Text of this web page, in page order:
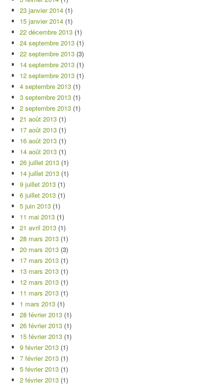
23 janvier 2014 (1)
15 janvier 2014 (1)
22 décembre 2013 (1)
24 septembre 2013 (1)
22 septembre 2013 (3)
14 septembre 2013 (1)
12 septembre 2013 (1)
4 septembre 2013 (1)
3 septembre 2013 (1)
2 septembre 2013 (1)
21 août 2013 (1)
17 août 2013 (1)
16 août 2013 (1)
14 août 2013 (1)
26 juillet 2013 (1)
14 juillet 2013 (1)
9 juillet 2013 (1)
6 juillet 2013 (1)
5 juin 2013 (1)
11 mai 2013 (1)
21 avril 2013 (1)
28 mars 2013 (1)
20 mars 2013 (3)
17 mars 2013 (1)
13 mars 2013 (1)
12 mars 2013 (1)
11 mars 2013 (1)
1 mars 2013 (1)
28 février 2013 (1)
26 février 2013 (1)
15 février 2013 (1)
9 février 2013 (1)
7 février 2013 (1)
5 février 2013 (1)
2 février 2013 (1)